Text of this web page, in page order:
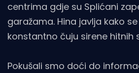
centrima gdje su Splićani
garažama. Hina javlja kako
konstantno čuju sirene hitnih
Pokušali smo doći do